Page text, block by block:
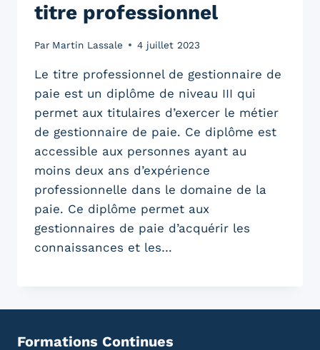
titre professionnel
Par Martin Lassale 4 juillet 2023
Le titre professionnel de gestionnaire de
paie est un diplôme de niveau III qui
permet aux titulaires d’exercer le métier
de gestionnaire de paie. Ce diplôme est
accessible aux personnes ayant au
moins deux ans d’expérience
professionnelle dans le domaine de la
paie. Ce diplôme permet aux
gestionnaires de paie d’acquérir les
connaissances et les…
Formations Continues